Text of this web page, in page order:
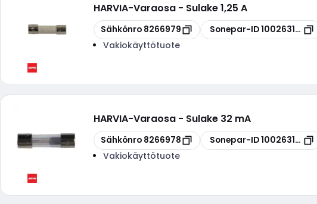
HARVIA-Varaosa - Sulake 1,25 A
Kopioi
Sähkönro 8266979 Kopioi
Sonepar-ID100263164
Vakiokäyttötuote
HARVIA-Varaosa - Sulake 32 mA
Kopioi
Sähkönro 8266978 Kopioi
Sonepar-ID100263162
Vakiokäyttötuote